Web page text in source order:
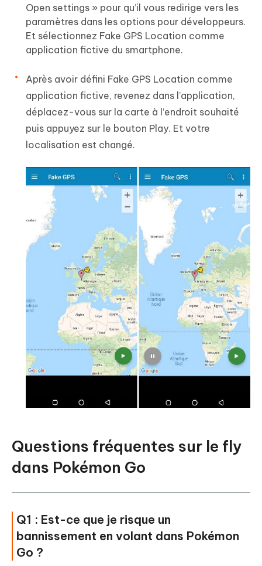
Open settings » pour qu’il vous redirige vers les
paramètres dans les options pour développeurs.
Et sélectionnez Fake GPS Location comme
application fictive du smartphone.
Après avoir défini Fake GPS Location comme
application fictive, revenez dans l’application,
déplacez-vous sur la carte à l’endroit souhaité
puis appuyez sur le bouton Play. Et votre
localisation est changé.
Questions fréquentes sur le fly
dans Pokémon Go
Q1 : Est-ce que je risque un
bannissement en volant dans Pokémon
Go ?